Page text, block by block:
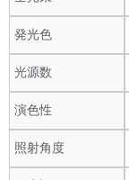
発光色
光源数
演色性
照射角度